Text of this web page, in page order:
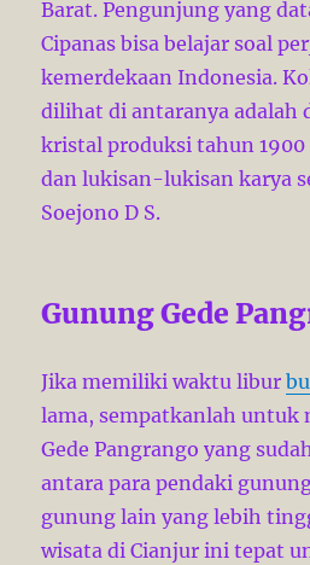
Barat. Pengunjung yang
Cipanas bisa belajar soal
kemerdekaan Indonesia.
dilihat di antaranya adalah
kristal produksi tahun 1900
dan lukisan-lukisan karya
Soejono D S.
Gunung Gede
Jika memiliki waktu libur
lama, sempatkanlah untuk
Gede Pangrango yang
antara para pendaki
gunung lain yang lebih
wisata di Cianjur ini tepat